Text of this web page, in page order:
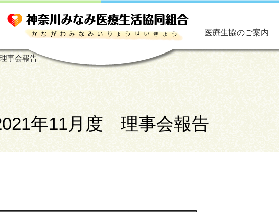
医療生協のご案内
事会報告
年11月度 理事会報告